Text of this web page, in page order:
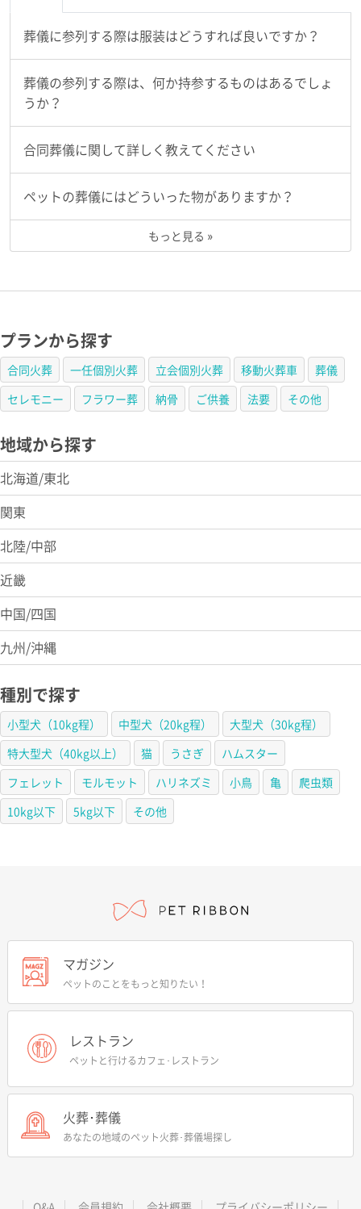
葬儀に参列する際は服装はどうすれば良いですか？
葬儀の参列する際は、何か持参するものはあるでしょ
うか？
合同葬儀に関して詳しく教えてください
ペットの葬儀にはどういった物がありますか？
もっと見る »
プランから探す
合同火葬 一任個別火葬 立会個別火葬 移動火葬車
葬儀
セレモニー
フラワー葬 納骨 ご供養 法要 その他
地域から探す
北海道/東北
関東
北陸/中部
近畿
中国/四国
九州/沖縄
種別で探す
小型犬（10kg程） 中型犬（20kg程）
大型犬（30kg程）
特大型犬（40kg以上）
猫 うさぎ
ハムスター
フェレット
モルモット ハリネズミ 小鳥 亀
爬虫類
10kg以下
5kg以下 その他
マガジン
ペットのことをもっと知りたい！
レストラン
ペットと行けるカフェ･レストラン
火葬･葬儀
あなたの地域のペット火葬･葬儀場探し